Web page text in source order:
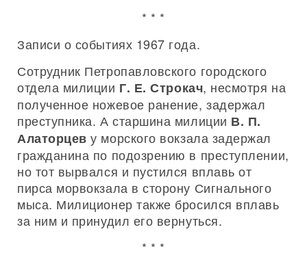
* * *
Записи о событиях 1967 года.
Сотрудник Петропавловского городского
отдела милиции Г. Е. Строкач, несмотря на
полученное ножевое ранение, задержал
преступника. А старшина милиции В. П.
Алаторцев у морского вокзала задержал
гражданина по подозрению в преступлении,
но тот вырвался и пустился вплавь от
пирса морвокзала в сторону Сигнального
мыса. Милиционер также бросился вплавь
за ним и принудил его вернуться.
* * *